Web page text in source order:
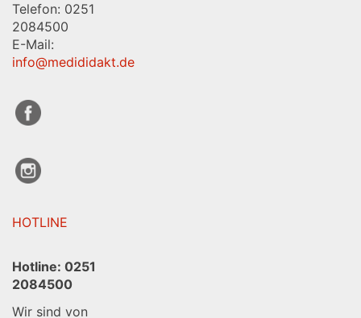
Telefon: 0251
2084500
E-Mail:
info@medididakt.de
HOTLINE
Hotline: 0251
2084500
Wir sind von